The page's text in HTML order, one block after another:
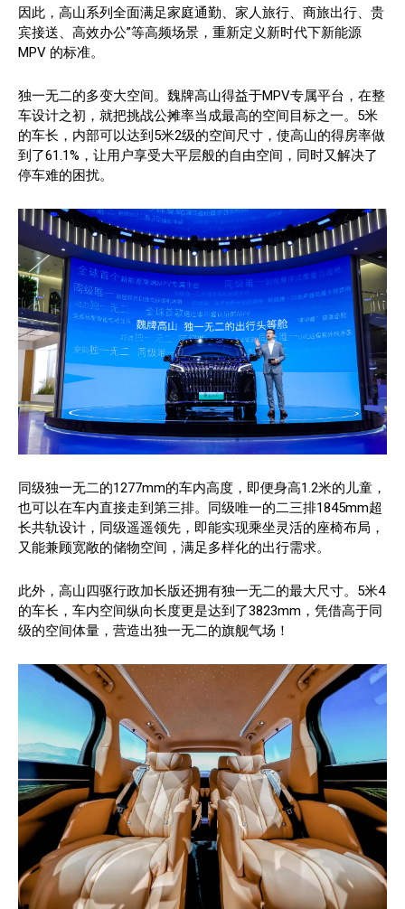
因此，高山系列全面满足家庭通勤、家人旅行、商旅出行、贵
宾接送、高效办公”等高频场景，重新定义新时代下新能源
MPV 的标准。
独一无二的多变大空间。魏牌高山得益于MPV专属平台，在整
车设计之初，就把挑战公摊率当成最高的空间目标之一。5米
的车长，内部可以达到5米2级的空间尺寸，使高山的得房率做
到了61.1%，让用户享受大平层般的自由空间，同时又解决了
停车难的困扰。
同级独一无二的1277mm的车内高度，即便身高1.2米的儿童，
也可以在车内直接走到第三排。同级唯一的二三排1845mm超
长共轨设计，同级遥遥领先，即能实现乘坐灵活的座椅布局，
又能兼顾宽敞的储物空间，满足多样化的出行需求。
此外，高山四驱行政加长版还拥有独一无二的最大尺寸。5米4
的车长，车内空间纵向长度更是达到了3823mm，凭借高于同
级的空间体量，营造出独一无二的旗舰气场！